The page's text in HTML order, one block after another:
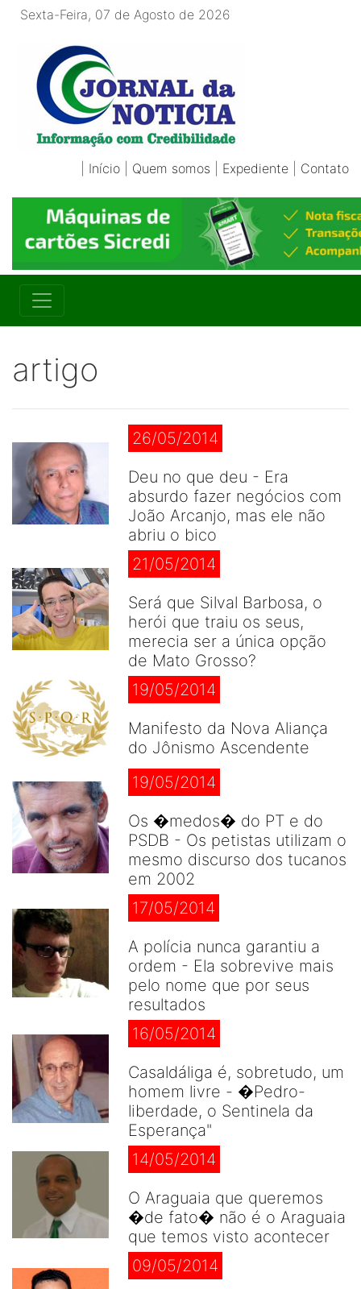
Sexta-Feira, 07 de Agosto de 2026
Início Quem somos Expediente Contato
artigo
26/05/2014
Deu no que deu - Era
absurdo fazer negócios com
João Arcanjo, mas ele não
abriu o bico
21/05/2014
Será que Silval Barbosa, o
herói que traiu os seus,
merecia ser a única opção
de Mato Grosso?
19/05/2014
Manifesto da Nova Aliança
do Jônismo Ascendente
19/05/2014
Os �medos� do PT e do
PSDB - Os petistas utilizam o
mesmo discurso dos tucanos
em 2002
17/05/2014
A polícia nunca garantiu a
ordem - Ela sobrevive mais
pelo nome que por seus
resultados
16/05/2014
Casaldáliga é, sobretudo, um
homem livre - �Pedro-
liberdade, o Sentinela da
Esperança"
14/05/2014
O Araguaia que queremos
�de fato� não é o Araguaia
que temos visto acontecer
09/05/2014